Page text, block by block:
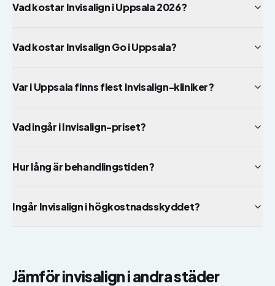
Vad kostar Invisalign i Uppsala 2026?
Vad kostar Invisalign Go i Uppsala?
Var i Uppsala finns flest Invisalign-kliniker?
Vad ingår i Invisalign-priset?
Hur lång är behandlingstiden?
Ingår Invisalign i högkostnadsskyddet?
Jämförinvisaligni andra städer